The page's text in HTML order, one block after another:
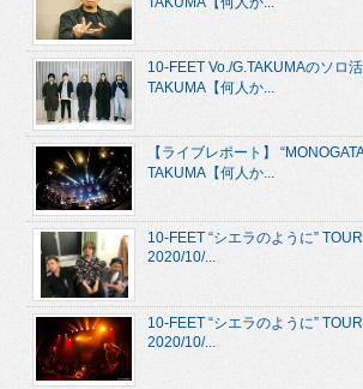
10-FEET Vo./G.TAKUMAのソロ
TAKUMA【何人か...
【ライブレポート】
TAKUMA【何人か...
10-FEET “シエラのように”
2020/10/...
10-FEET “シエラのように”
2020/10/...